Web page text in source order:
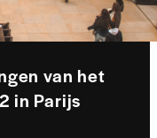
van het
in Parijs